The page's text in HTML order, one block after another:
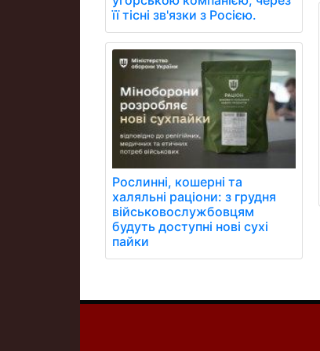
її тісні зв'язки з Росією.
Рослинні, кошерні та
халяльні раціони: з грудня
військовослужбовцям
будуть доступні нові сухі
пайки